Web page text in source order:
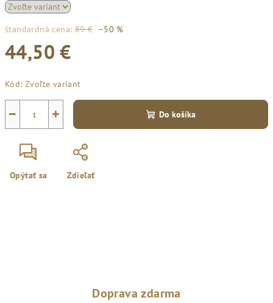
štandardná cena: 89 € –50 %
44,50 €
cena:
Kód: Zvoľte variant
+
− Do košíka
Opýtať sa Zdieľať
Doprava zdarma